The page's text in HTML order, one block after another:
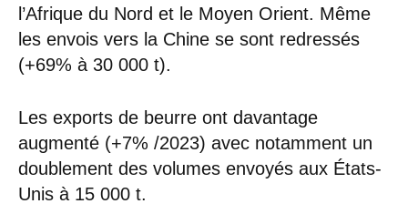
l’Afrique du Nord et le Moyen Orient. Même
les envois vers la Chine se sont redressés
(+69% à 30 000 t).
Les exports de beurre ont davantage
augmenté (+7% /2023) avec notamment un
doublement des volumes envoyés aux États-
Unis à 15 000 t.